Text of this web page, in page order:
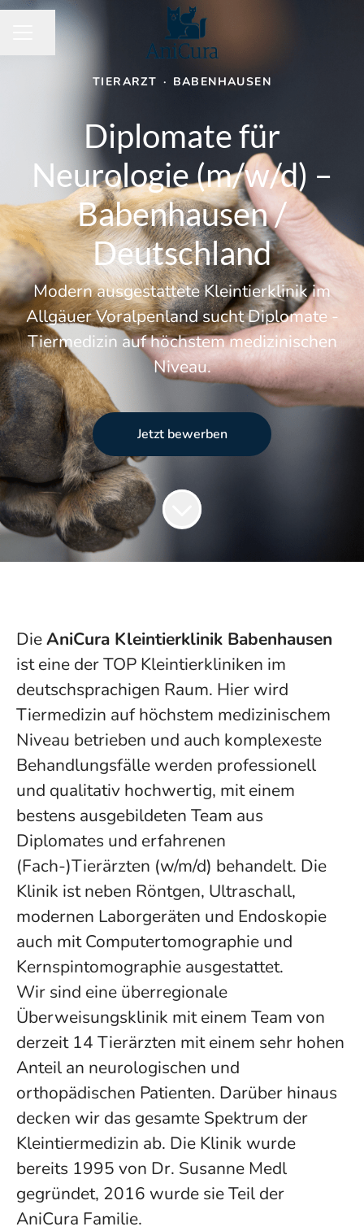
KARRIEREMENÜ
Seite teilen
TIERARZT · BABENHAUSEN
Diplomate für
Neurologie (m/w/d) –
Babenhausen /
Deutschland
Modern ausgestattete Kleintierklinik im
Allgäuer Voralpenland sucht Diplomate -
Tiermedizin auf höchstem medizinischen
Niveau.
Jetzt bewerben
DieAniCura Kleintierklinik Babenhausen
ist eine der TOP Kleintierkliniken im
deutschsprachigen Raum. Hier wird
Tiermedizin auf höchstem medizinischem
Niveau betrieben und auch komplexeste
Behandlungsfälle werden professionell
und qualitativ hochwertig, mit einem
bestens ausgebildeten Team aus
Diplomates und erfahrenen
(Fach-)Tierärzten (w/m/d) behandelt. Die
Klinik ist neben Röntgen, Ultraschall,
modernen Laborgeräten und Endoskopie
auch mit Computertomographie und
Kernspintomographie ausgestattet.
Wir sind eine überregionale
Überweisungsklinik mit einem Team von
derzeit 14 Tierärzten mit einem sehr hohen
Anteil an neurologischen und
orthopädischen Patienten. Darüber hinaus
decken wir das gesamte Spektrum der
Kleintiermedizin ab. Die Klinik wurde
bereits 1995 von Dr. Susanne Medl
gegründet, 2016 wurde sie Teil der
AniCura Familie.